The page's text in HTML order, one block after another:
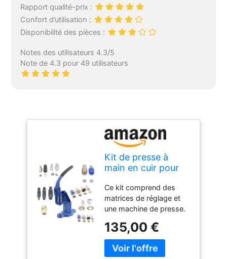
Rapport qualité-prix :
Confort d’utilisation :
Disponibilité des pièces :
Notes des utilisateurs 4.3/5
Note de 4.3 pour 49 utilisateurs
Kit de presse à
main en cuir pour
œillets et des
boutons pression
Ce kit comprend des
matrices de réglage et
une machine de presse.
boutons pression
vendus séparément.
Presse manuelle à main,
135,00 €